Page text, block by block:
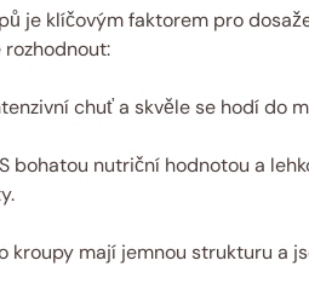
je klíčovým faktorem pro
chuť a skvěle se hodí do
S bohatou nutriční hodnotou a
kroupy mají jemnou strukturu a